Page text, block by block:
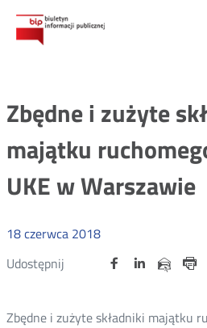
Zbędne i zużyte
majątku
UKE w Warszawie
18czerwca 2018
Udostępnij
Udostępnij
Otwórz Udostępnij
na
OtwórzUdostępnij
na
Otwórz
przez
Zbędne i zużyte składniki majątku